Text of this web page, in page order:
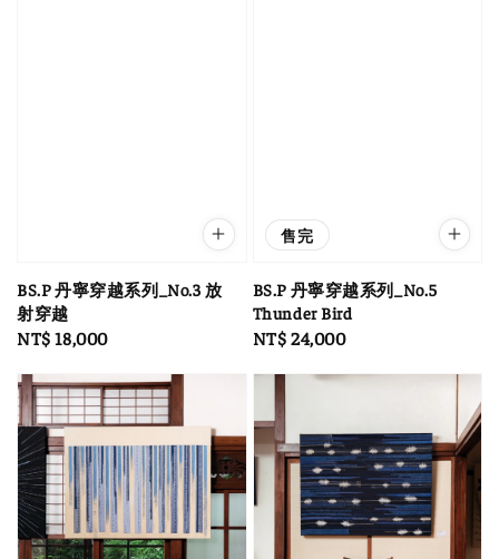
BS.P 丹寧穿越系列_No.3 放
射穿越
Regular
NT$ 18,000
售完
BS.P 丹寧穿越系列_No.5
Thunder Bird
Regular
NT$ 24,000